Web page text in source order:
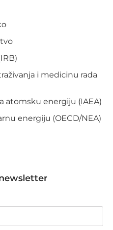
i medicinu rada
atomsku energiju (IAEA)
energiju (OECD/NEA)